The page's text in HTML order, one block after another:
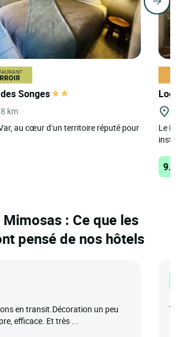
Songes
km
au cœur d’un territoire réputé pour
Le
: Ce que les
pensé de nos hôtels
en transit.Décoration un peu
efficace. Et très ...